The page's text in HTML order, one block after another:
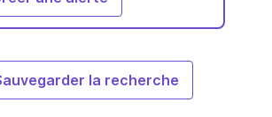
la recherche